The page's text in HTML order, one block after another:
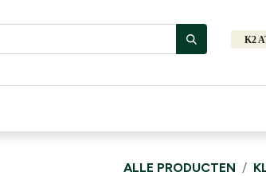
K2
ALLE PRODUCTEN